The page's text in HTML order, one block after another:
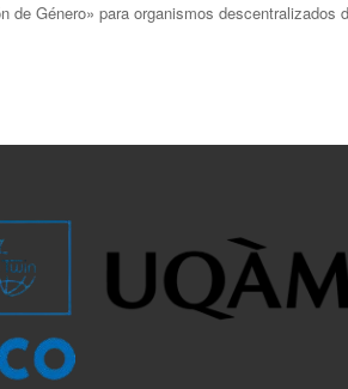
de Género» para organismos descentralizados